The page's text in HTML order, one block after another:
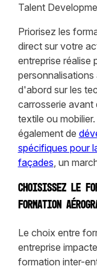
Talent
Priorisez les
direct sur votre
entreprise réalise
d'abord sur les
carrosserie avant
textile ou
également de
spécifiques pour
façades, un
Choisissez le
formation
Le choix entre
entreprise
formation inter-